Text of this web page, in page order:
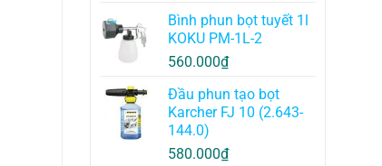
Bình phun bọt tuyết 1l
KOKU PM-1L-2
560.000₫
Đầu phun tạo bọt
Karcher FJ 10 (2.643-
144.0)
580.000₫